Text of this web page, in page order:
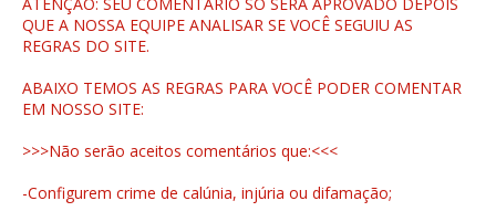
QUE A NOSSA EQUIPE ANALISAR SE VOCÊ SEGUIU AS
REGRAS DO SITE.
ABAIXO TEMOS AS REGRAS PARA VOCÊ PODER COMENTAR
EM NOSSO SITE:
>>>Não serão aceitos comentários que:<<<
-Configurem crime de calúnia, injúria ou difamação;